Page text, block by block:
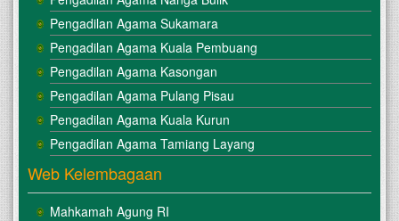
Pengadilan Agama Sukamara
Pengadilan Agama Kuala Pembuang
Pengadilan Agama Kasongan
Pengadilan Agama Pulang Pisau
Pengadilan Agama Kuala Kurun
Pengadilan Agama Tamiang Layang
Web Kelembagaan
Mahkamah Agung RI